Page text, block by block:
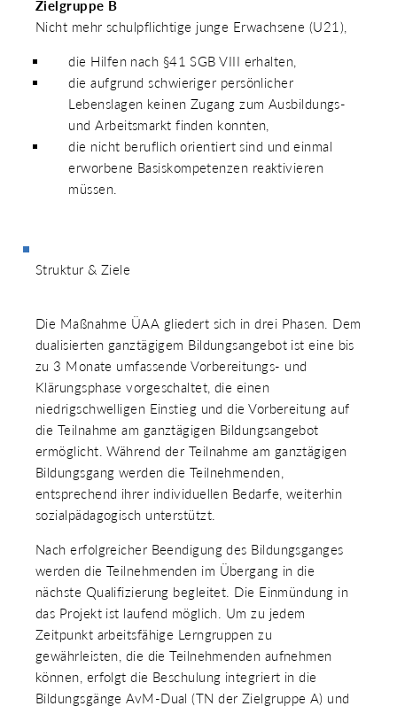
Zielgruppe B
Nicht mehr schulpflichtige junge Erwachsene (U21),
die Hilfen nach §41 SGB VIII erhalten,
die aufgrund schwieriger persönlicher
Lebenslagen keinen Zugang zum Ausbildungs-
und Arbeitsmarkt finden konnten,
die nicht beruflich orientiert sind und einmal
erworbene Basiskompetenzen reaktivieren
müssen.
Struktur & Ziele
Die Maßnahme ÜAA gliedert sich in drei Phasen. Dem
dualisierten ganztägigem Bildungsangebot ist eine bis
zu 3 Monate umfassende Vorbereitungs- und
Klärungsphase vorgeschaltet, die einen
niedrigschwelligen Einstieg und die Vorbereitung auf
die Teilnahme am ganztägigen Bildungsangebot
ermöglicht. Während der Teilnahme am ganztägigen
Bildungsgang werden die Teilnehmenden,
entsprechend ihrer individuellen Bedarfe, weiterhin
sozialpädagogisch unterstützt.
Nach erfolgreicher Beendigung des Bildungsganges
werden die Teilnehmenden im Übergang in die
nächste Qualifizierung begleitet. Die Einmündung in
das Projekt ist laufend möglich. Um zu jedem
Zeitpunkt arbeitsfähige Lerngruppen zu
gewährleisten, die die Teilnehmenden aufnehmen
können, erfolgt die Beschulung integriert in die
Bildungsgänge AvM-Dual (TN der Zielgruppe A) und